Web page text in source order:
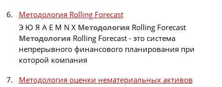
Методология Rolling Forecast
Э Ю Я A E M N X Методология Rolling Forecast
Методология Rolling Forecast - это система
непрерывного финансового планирования при
которой компания
Методология оценки нематериальных активов